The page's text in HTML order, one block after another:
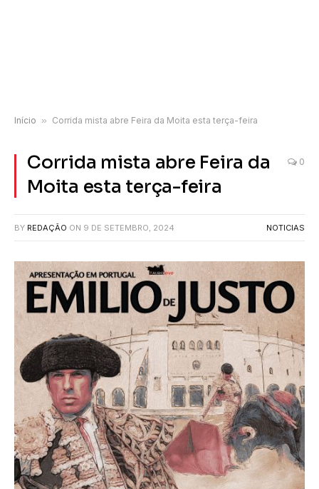
Início » Corrida mista abre Feira da Moita esta terça-feira
Corrida mista abre Feira da
Moita esta terça-feira
0
BY REDAÇÃO ON 9 DE SETEMBRO, 2024 NOTICIAS